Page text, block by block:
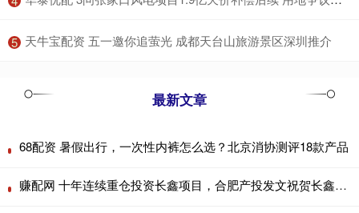
5 ​天牛宝配资 五一邀你追萤光 成都天台山旅游景区深圳推介
最新文章
68配资 暑假出行，一次性内裤怎么选？北京消协测评18款产品
赚配网 十年连续重仓投资长鑫项目，合肥产投发文祝贺长鑫科技上市